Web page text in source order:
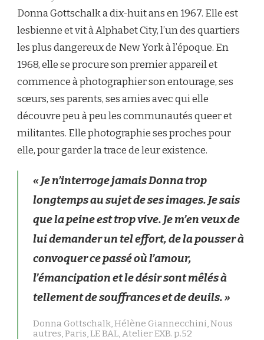
Donna Gottschalk a dix-huit ans en 1967. Elle est
lesbienne et vit à Alphabet City, l’un des quartiers
les plus dangereux de New York à l’époque. En
1968, elle se procure son premier appareil et
commence à photographier son entourage, ses
sœurs, ses parents, ses amies avec qui elle
découvre peu à peu les communautés queer et
militantes. Elle photographie ses proches pour
elle, pour garder la trace de leur existence.
« Je n’interroge jamais Donna trop
longtemps au sujet de ses images. Je sais
que la peine est trop vive. Je m’en veux de
lui demander un tel effort, de la pousser à
convoquer ce passé où l’amour,
l’émancipation et le désir sont mêlés à
tellement de souffrances et de deuils. »
Donna Gottschalk, Hélène Giannecchini, Nous
autres, Paris, LE BAL, Atelier EXB. p.52